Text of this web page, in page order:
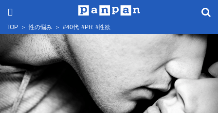
TOP ＞ 性の悩み ＞ #40代 #PR #性欲